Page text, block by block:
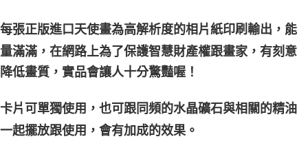
每張正版進口天使畫為高解析度的相片紙印刷輸出，能
量滿滿，在網路上為了保護智慧財產權跟畫家，有刻意
降低畫質，實品會讓人十分驚豔喔！
卡片可單獨使用，也可跟同頻的水晶礦石與相關的精油
一起擺放跟使用，會有加成的效果。